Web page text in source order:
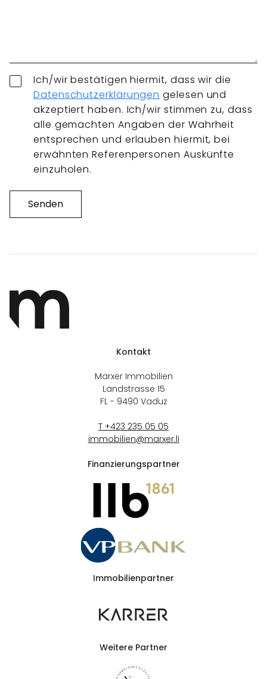
Ich/wir bestätigen hiermit, dass wir die
Datenschutzerklärungen gelesen und
akzeptiert haben. Ich/wir stimmen zu, dass
alle gemachten Angaben der Wahrheit
entsprechen und erlauben hiermit, bei
erwähnten Referenpersonen Auskünfte
einzuholen.
Senden
Kontakt
Marxer Immobilien
Landstrasse 15
FL - 9490 Vaduz
T +423 235 05 05
immobilien@marxer.li
Finanzierungspartner
Immobilienpartner
Weitere Partner